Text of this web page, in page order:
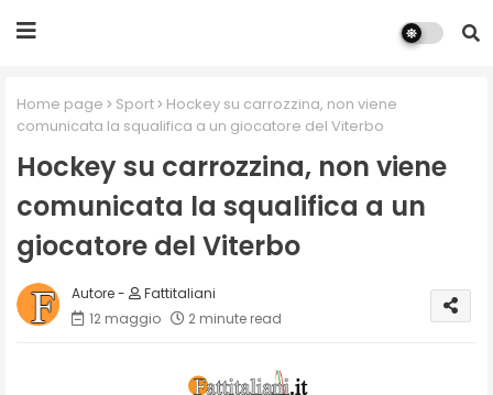
Home page Sport
Hockey su carrozzina, non viene
comunicata la squalifica a un giocatore del Viterbo
Hockey su carrozzina, non viene
comunicata la squalifica a un
giocatore del Viterbo
Fattitaliani
12 maggio
2 minute read